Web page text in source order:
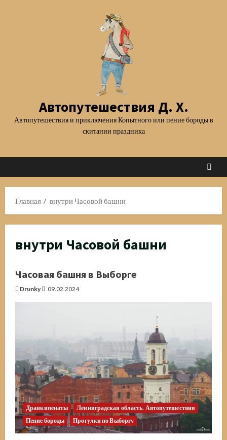
Автопутешествия Д. Х.
Автопутешествия и приключения Копытного или пение бороды в
скитании праздника
Главная внутри Часовой башни
внутри Часовой башни
Часовая башня в Выборге
Drunky 09.02.2024
Дранкипенаты
Ленинградская область. Автопутешествия
Пение бороды
Прогулки по Выборгу